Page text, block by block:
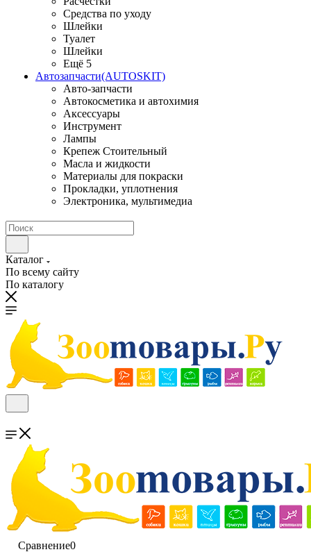
Средства по уходу
Шлейки
Туалет
Шлейки
Ещё 5
Автозапчасти(AUTOSKIT)
Авто-запчасти
Автокосметика и автохимия
Аксессуары
Инструмент
Лампы
Крепеж Стоительный
Масла и жидкости
Материалы для покраски
Прокладки, уплотнения
Электроника, мультимедиа
Каталог
По всему сайту
По каталогу
Сравнение0